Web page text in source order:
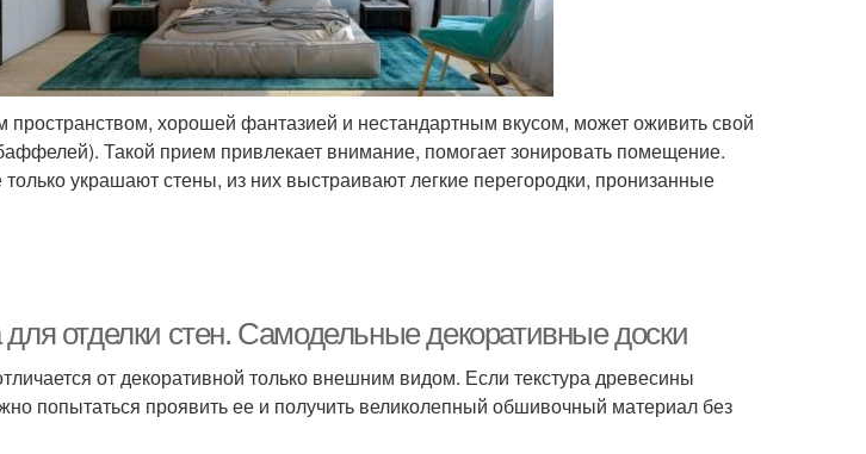
пространством, хорошей фантазией и нестандартным вкусом, может оживить свой
Такой прием привлекает внимание, помогает зонировать помещение.
украшают стены, из них выстраивают легкие перегородки, пронизанные
отделки стен. Самодельные декоративные доски
от декоративной только внешним видом. Если текстура древесины
попытаться проявить ее и получить великолепный обшивочный материал без